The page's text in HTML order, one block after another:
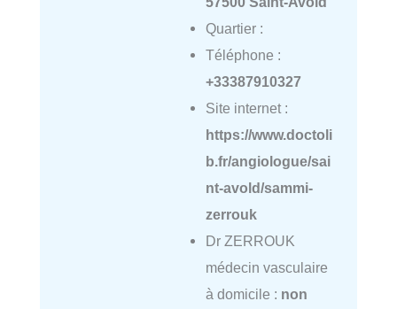
Quartier :
Téléphone :
+33387910327
Site internet :
https://www.doctoli
b.fr/angiologue/sai
nt-avold/sammi-
zerrouk
Dr ZERROUK
médecin vasculaire
à domicile : non